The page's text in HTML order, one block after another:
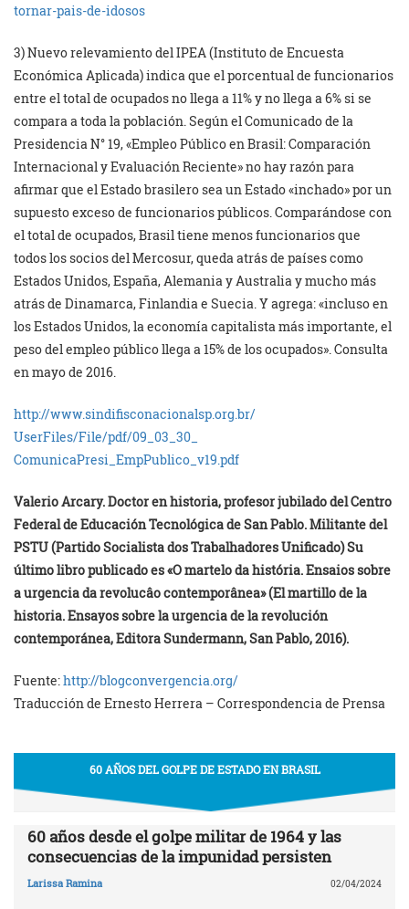
tornar-pais-de-idosos
3) Nuevo relevamiento del IPEA (Instituto de Encuesta
Económica Aplicada) indica que el porcentual de funcionarios
entre el total de ocupados no llega a 11% y no llega a 6% si se
compara a toda la población. Según el Comunicado de la
Presidencia N° 19, «Empleo Público en Brasil: Comparación
Internacional y Evaluación Reciente» no hay razón para
afirmar que el Estado brasilero sea un Estado «inchado» por un
supuesto exceso de funcionarios públicos. Comparándose con
el total de ocupados, Brasil tiene menos funcionarios que
todos los socios del Mercosur, queda atrás de países como
Estados Unidos, España, Alemania y Australia y mucho más
atrás de Dinamarca, Finlandia e Suecia. Y agrega: «incluso en
los Estados Unidos, la economía capitalista más importante, el
peso del empleo público llega a 15% de los ocupados». Consulta
en mayo de 2016.
http://www.sindifisconacionalsp.org.br/
UserFiles/File/pdf/09_03_30_
ComunicaPresi_EmpPublico_v19.pdf
Valerio Arcary. Doctor en historia, profesor jubilado del Centro
Federal de Educación Tecnológica de San Pablo. Militante del
PSTU (Partido Socialista dos Trabalhadores Unificado) Su
último libro publicado es «O martelo da história. Ensaios sobre
a urgencia da revolucâo contemporânea» (El martillo de la
historia. Ensayos sobre la urgencia de la revolución
contemporánea, Editora Sundermann, San Pablo, 2016).
Fuente:http://blogconvergencia.org/
Traducción de Ernesto Herrera – Correspondencia de Prensa
60 AÑOS DEL GOLPE DE ESTADO EN BRASIL
60 años desde el golpe militar de 1964 y las
consecuencias de la impunidad persisten
Larissa Ramina 02/04/2024